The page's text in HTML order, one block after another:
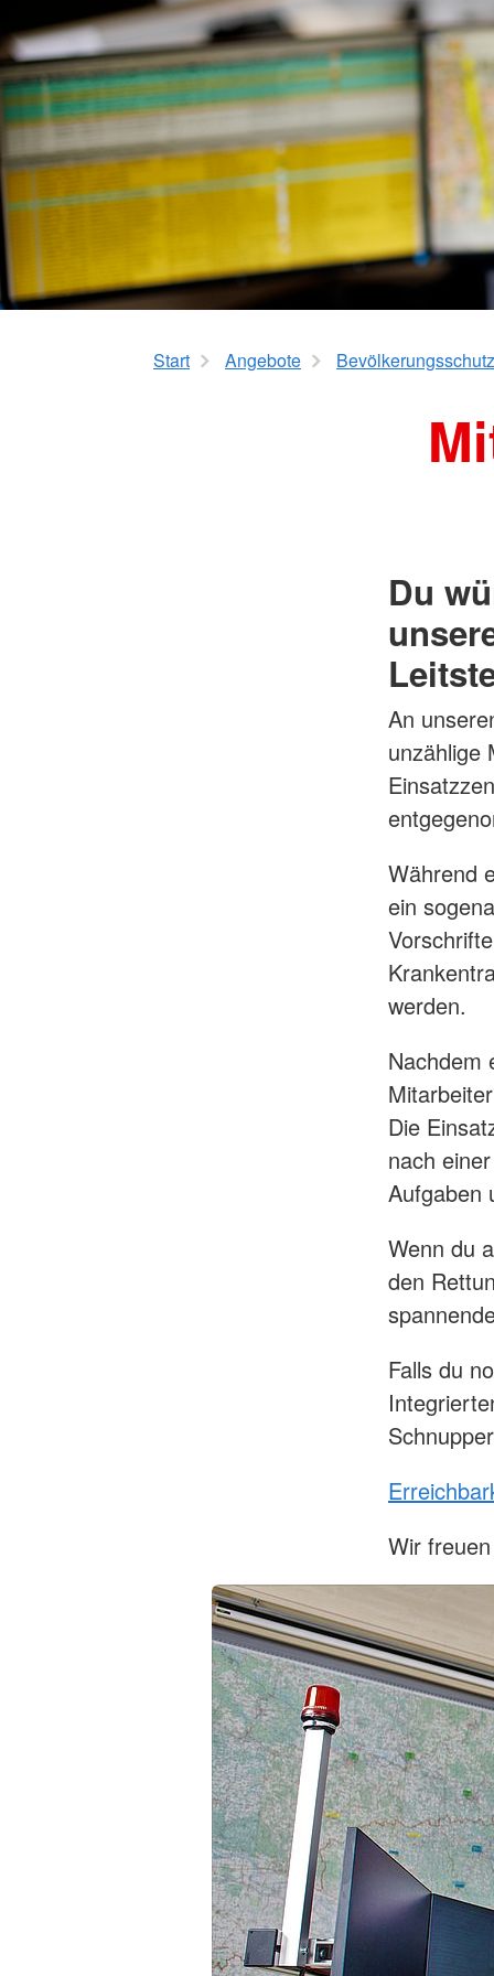
Hauswirtschaftliche Hilfen
Hilfsmittelverleih
Pflegeberatung
Alten-Service-Zentren
Tagespflege
Beratung zur Kur
Hilfen zur Erziehung
Schulsozialarbeit/
Start Angebote
Du
An
unzählige
Während
ein
werden.
Nachdem
Die
nach
Aufgaben
Wenn du
den
Falls du
Wir